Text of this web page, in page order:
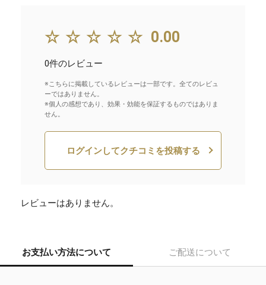
☆☆☆☆☆ 0.00
0件のレビュー
※こちらに掲載しているレビューは一部です。全てのレビュ
ーではありません。
※個人の感想であり、効果・効能を保証するものではありま
せん。
ログインしてクチコミを投稿する
レビューはありません。
お支払い方法について ご配送について